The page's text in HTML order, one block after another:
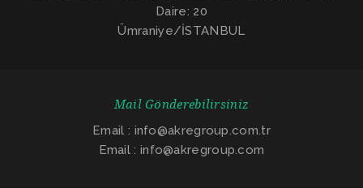
Daire: 20
Ümraniye/İSTANBUL
Mail Gönderebilirsiniz
Email : info@akregroup.com.tr
Email : info@akregroup.com